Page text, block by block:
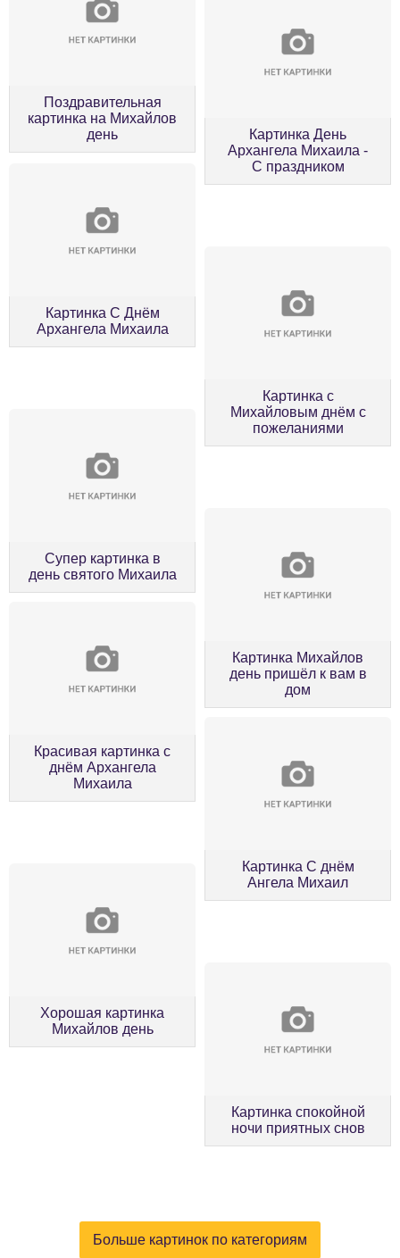
Поздравительная
картинка на Михайлов
день
Картинка День
Архангела Михаила -
С праздником
Картинка С Днём
Архангела Михаила
Картинка с
Михайловым днём с
пожеланиями
Супер картинка в
день святого Михаила
Картинка Михайлов
день пришёл к вам в
дом
Красивая картинка с
днём Архангела
Михаила
Картинка С днём
Ангела Михаил
Хорошая картинка
Михайлов день
Картинка спокойной
ночи приятных снов
Больше картинок по категориям